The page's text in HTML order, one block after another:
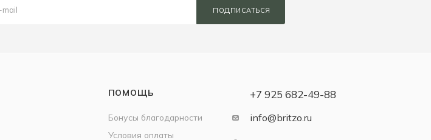
ПОДПИСАТЬСЯ
ПОМОЩЬ
Бонусы благодарности
Условия оплаты
+7 925 682-49-88
info@britzo.ru